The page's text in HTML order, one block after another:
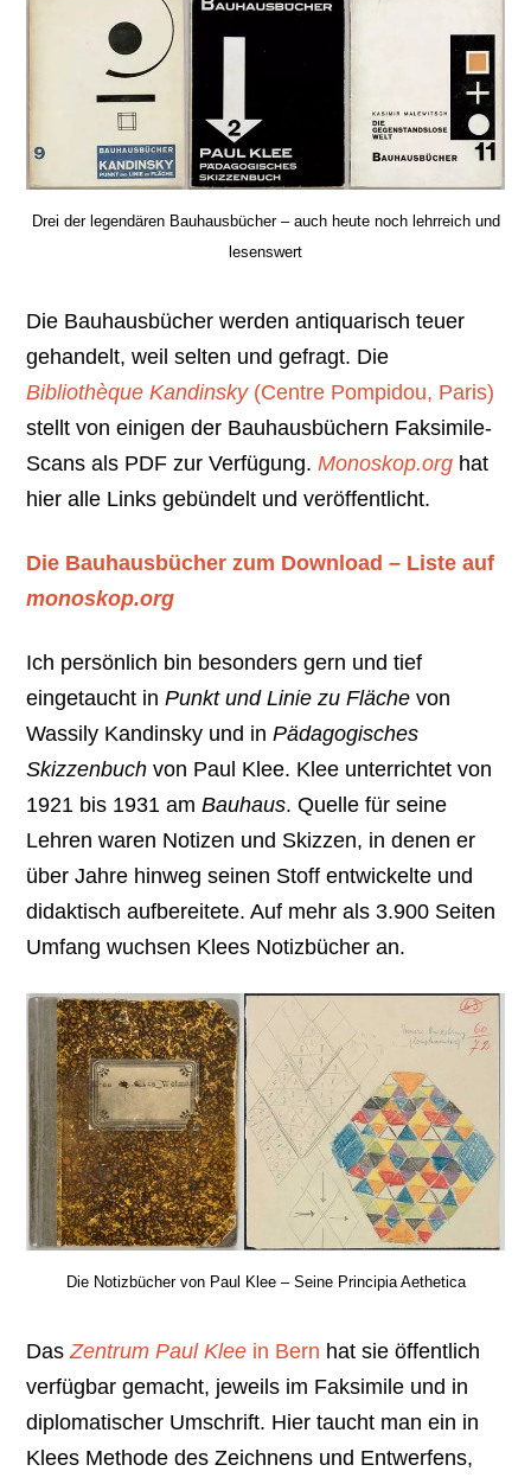
Drei der legendären Bauhausbücher – auch heute noch lehrreich und
lesenswert
Die Bauhausbücher werden antiquarisch teuer
gehandelt, weil selten und gefragt. Die
Bibliothèque Kandinsky(Centre Pompidou, Paris)
stellt von einigen der Bauhausbüchern Faksimile-
Scans als PDF zur Verfügung.Monoskop.org hat
hier alle Links gebündelt und veröffentlicht.
Die Bauhausbücher zum Download – Liste auf
monoskop.org
Ich persönlich bin besonders gern und tief
eingetaucht inPunkt und Linie zu Flächevon
Wassily Kandinsky und inPädagogisches
Skizzenbuchvon Paul Klee. Klee unterrichtet von
1921 bis 1931 amBauhaus. Quelle für seine
Lehren waren Notizen und Skizzen, in denen er
über Jahre hinweg seinen Stoff entwickelte und
didaktisch aufbereitete. Auf mehr als 3.900 Seiten
Umfang wuchsen Klees Notizbücher an.
Die Notizbücher von Paul Klee – Seine Principia Aethetica
DasZentrum Paul Klee in Bern hat sie öffentlich
verfügbar gemacht, jeweils im Faksimile und in
diplomatischer Umschrift. Hier taucht man ein in
Klees Methode des Zeichnens und Entwerfens,